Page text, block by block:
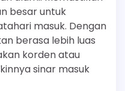
besar untuk
masuk. Dengan
berasa lebih luas
korden atau
sinar masuk